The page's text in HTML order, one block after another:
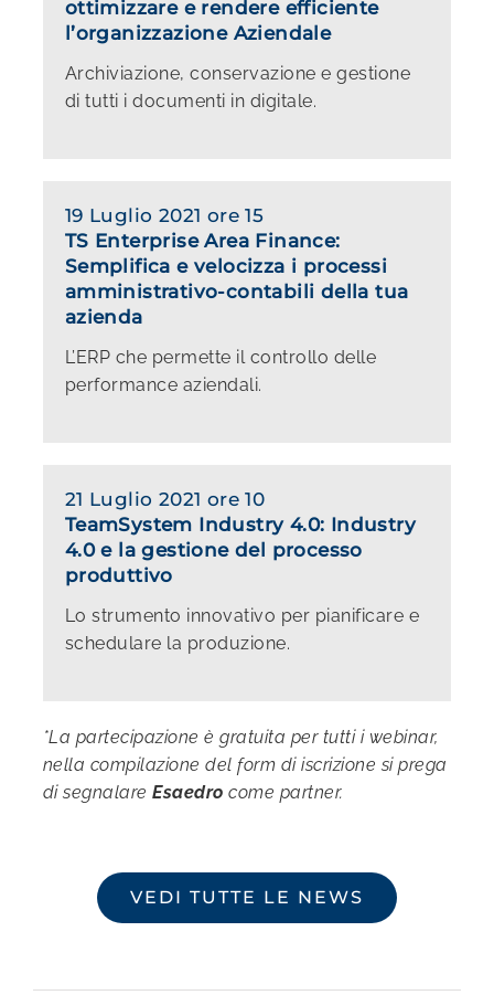
ottimizzare e rendere efficiente
l’organizzazione Aziendale
Archiviazione, conservazione e gestione
di tutti i documenti in digitale.
19 Luglio 2021 ore 15
TS Enterprise Area Finance:
Semplifica e velocizza i processi
amministrativo-contabili della tua
azienda
L’ERP che permette il controllo delle
performance aziendali.
21 Luglio 2021 ore 10
TeamSystem Industry 4.0: Industry
4.0 e la gestione del processo
produttivo
Lo strumento innovativo per pianificare e
schedulare la produzione.
*La partecipazione è gratuita per tutti i webinar,
nella compilazione del form di iscrizione si prega
di segnalare Esaedro come partner.
VEDI TUTTE LE NEWS